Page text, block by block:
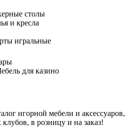
столы
и кресла
игральные
для казино
игорной мебели и аксессуаров,
в розницу и на заказ!